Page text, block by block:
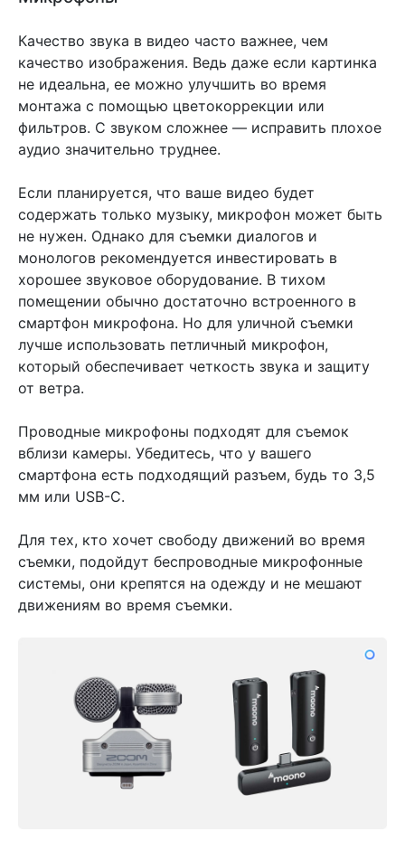
Качество звука в видео часто важнее, чем
качество изображения. Ведь даже если картинка
не идеальна, ее можно улучшить во время
монтажа с помощью цветокоррекции или
фильтров. С звуком сложнее — исправить плохое
аудио значительно труднее.
Если планируется, что ваше видео будет
содержать только музыку, микрофон может быть
не нужен. Однако для съемки диалогов и
монологов рекомендуется инвестировать в
хорошее звуковое оборудование. В тихом
помещении обычно достаточно встроенного в
смартфон микрофона. Но для уличной съемки
лучше использовать петличный микрофон,
который обеспечивает четкость звука и защиту
от ветра.
Проводные микрофоны подходят для съемок
вблизи камеры. Убедитесь, что у вашего
смартфона есть подходящий разъем, будь то 3,5
мм или USB-C.
Для тех, кто хочет свободу движений во время
съемки, подойдут беспроводные микрофонные
системы, они крепятся на одежду и не мешают
движениям во время съемки.